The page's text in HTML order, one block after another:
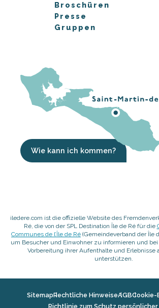
Broschüren
Presse
Gruppen
Wie kann ich kommen?
iledere.com ist die offizielle Website des
Ré, die von der SPL Destination Île de Ré für die
Communes de l’Île de Ré (Gemeindeverband der Île
um Besucher und Einwohner zu informieren und
Vorbereitung ihrer Aufenthalte und Erlebnisse
unterstützen.
SitemapRechtliche HinweiseAGBCookie-
Richtlinie zum Schutz